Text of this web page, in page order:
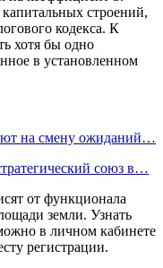
строений,
кодекса. К
хотя бы одно
в установленном
на смену ожиданий…
союз в…
от функционала
земли. Узнать
в личном кабинете
регистрации.